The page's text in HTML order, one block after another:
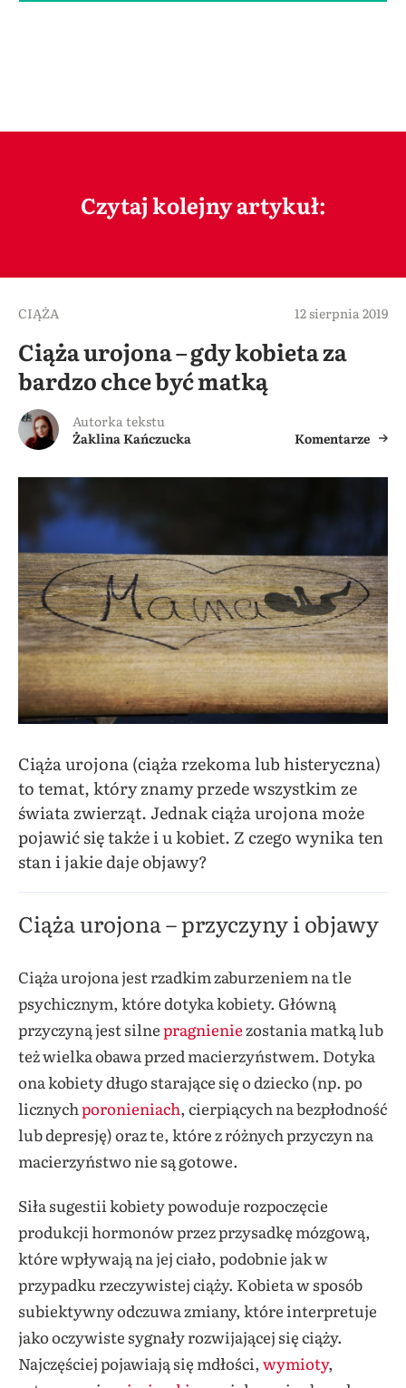
Czytaj kolejny artykuł:
CIĄŻA 12 sierpnia 2019
Ciąża urojona – gdy kobieta za
bardzo chce być matką
Autorka tekstu
Żaklina Kańczucka
Komentarze
Ciąża urojona (ciąża rzekoma lub histeryczna)
to temat, który znamy przede wszystkim ze
świata zwierząt. Jednak ciąża urojona może
pojawić się także i u kobiet. Z czego wynika ten
stan i jakie daje objawy?
Ciąża urojona – przyczyny i objawy
Ciąża urojona jest rzadkim zaburzeniem na tle
psychicznym, które dotyka kobiety. Główną
przyczyną jest silnepragnieniezostania matką lub
też wielka obawa przed macierzyństwem. Dotyka
ona kobiety długo starające się o dziecko (np. po
licznychporonieniach, cierpiących na bezpłodność
lub depresję) oraz te, które z różnych przyczyn na
macierzyństwo nie są gotowe.
Siła sugestii kobiety powoduje rozpoczęcie
produkcji hormonów przez przysadkę mózgową,
które wpływają na jej ciało, podobnie jak w
przypadku rzeczywistej ciąży. Kobieta w sposób
subiektywny odczuwa zmiany, które interpretuje
jako oczywiste sygnały rozwijającej się ciąży.
Najczęściej pojawiają się mdłości, wymioty,